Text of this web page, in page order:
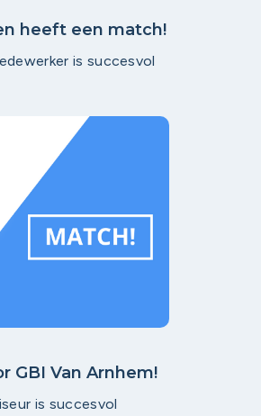
heeft een match!
is succesvol
GBI Van Arnhem!
is succesvol